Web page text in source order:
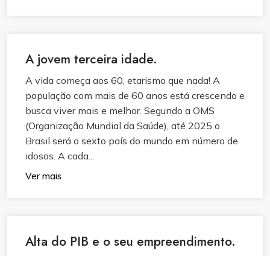
A jovem terceira idade.
A vida começa aos 60, etarismo que nada! A
população com mais de 60 anos está crescendo e
busca viver mais e melhor. Segundo a OMS
(Organização Mundial da Saúde), até 2025 o
Brasil será o sexto país do mundo em número de
idosos. A cada...
Ver mais
Alta do PIB e o seu empreendimento.